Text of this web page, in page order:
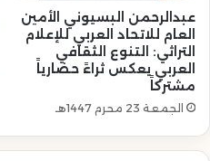
عبدالرحمن البسيوني الأمين
العام للاتحاد العربي للإعلام
التراثي: التنوع الثقافي
العربي يعكس ثراءً حضارياً
مشتركاً
الجمعة 23 محرم 1447هـ